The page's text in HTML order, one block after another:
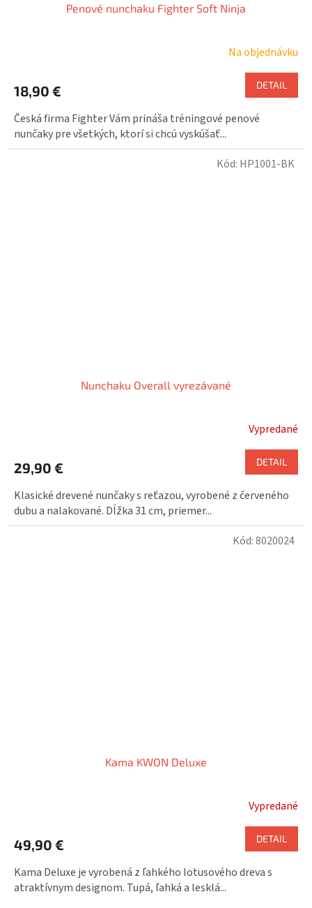
Penové nunchaku Fighter Soft Ninja
Na objednávku
18,90 € DETAIL
Česká firma Fighter Vám prináša tréningové penové
nunčaky pre všetkých, ktorí si chcú vyskúšať...
Nunchaku Overall vyrezávané
Vypredané
29,90 € DETAIL
Klasické drevené nunčaky s reťazou, vyrobené z červeného
dubu a nalakované. Dĺžka 31 cm, priemer...
Kód: HP1001-BK
Kama KWON Deluxe
Vypredané
49,90 € DETAIL
Kama Deluxe je vyrobená z ľahkého lotusového dreva s
atraktívnym designom. Tupá, ľahká a lesklá...
Kód:8020024